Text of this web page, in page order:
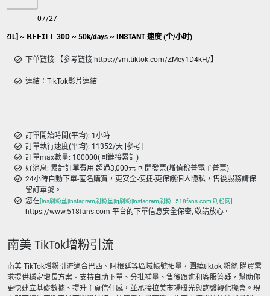
~ 𝗥𝗘𝗙𝗜𝗟𝗟 30D ~ 50k/days ~ INSTANT 速度 (个/小时)
07/27
下单链接:【参考链接 https://vm.tiktok.com/ZMey1D4kH/】
連結：TikTok影片連結
訂單開始時間(平均): 1小時
訂單執行速度(平均): 11352/天 [參考]
訂單max數量: 100000(同鏈接累計)
好消息: 累計訂單費用 超過3,000元 可開發票(增值稅普電子普票)
24小時自動下單-匿名購買，更安全-便捷-更保護個人隱私，售後服務請保
留訂單號。
您在[ins刷粉丝|instagram刷粉丝|ig刷粉|instagram刷粉 - 518fans.com 刷粉网]
https://www.518fans.com 平台的下單信息安全保密, 敬請放心。
南美 TikTok增粉引流
南美 TikTok增粉引流適合巴西、阿根廷等區域帳號拓量，圍繞tiktok 粉絲 購買需
求提供穩定增長方案。支持自助下單、分批補量、售後跟進和客服答疑，幫助你
更快建立基礎數據、提升主頁信任感，並承接拉美市場曝光與詢盤轉化機會。現